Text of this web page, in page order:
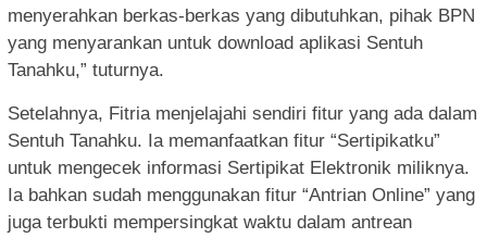
menyerahkan berkas-berkas yang dibutuhkan, pihak BPN
yang menyarankan untuk download aplikasi Sentuh
Tanahku,” tuturnya.
Setelahnya, Fitria menjelajahi sendiri fitur yang ada dalam
Sentuh Tanahku. Ia memanfaatkan fitur “Sertipikatku”
untuk mengecek informasi Sertipikat Elektronik miliknya.
Ia bahkan sudah menggunakan fitur “Antrian Online” yang
juga terbukti mempersingkat waktu dalam antrean